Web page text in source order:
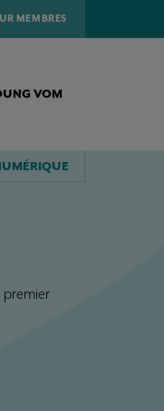
MEMBRES
VOM
premier